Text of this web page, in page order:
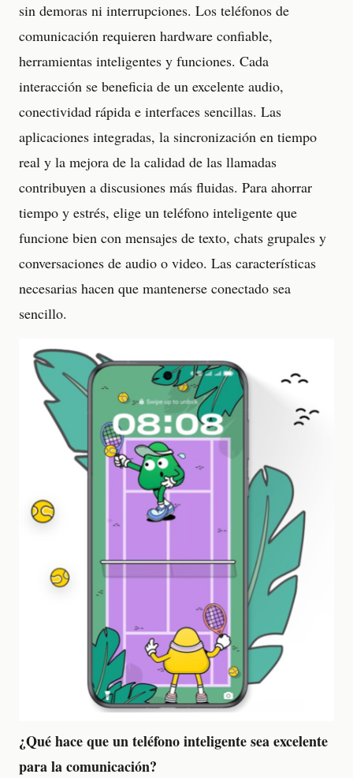
sin demoras ni interrupciones. Los teléfonos de
comunicación requieren hardware confiable,
herramientas inteligentes y funciones. Cada
interacción se beneficia de un excelente audio,
conectividad rápida e interfaces sencillas. Las
aplicaciones integradas, la sincronización en tiempo
real y la mejora de la calidad de las llamadas
contribuyen a discusiones más fluidas. Para ahorrar
tiempo y estrés, elige un teléfono inteligente que
funcione bien con mensajes de texto, chats grupales y
conversaciones de audio o video. Las características
necesarias hacen que mantenerse conectado sea
sencillo.
¿Qué hace que un teléfono inteligente sea excelente
para la comunicación?